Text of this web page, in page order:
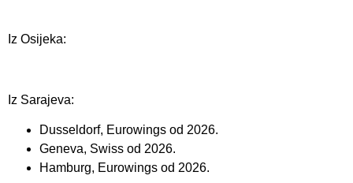
Iz Osijeka:
Iz Sarajeva:
Dusseldorf, Eurowings od 2026.
Geneva, Swiss od 2026.
Hamburg, Eurowings od 2026.